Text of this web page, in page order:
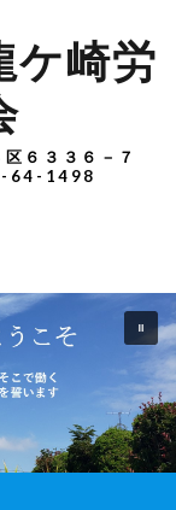
崎労
区６３３６－７
64-1498